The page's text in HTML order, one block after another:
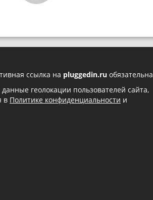
ссылка на pluggedin.ru обязательна
геолокации пользователей сайта,
в Политике конфиденциальности и